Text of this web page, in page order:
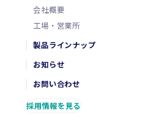
会社概要
工場・営業所
製品ラインナップ
お知らせ
お問い合わせ
採用情報を見る